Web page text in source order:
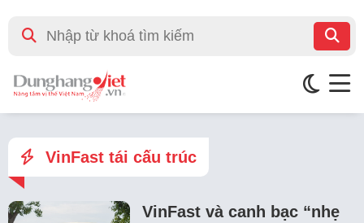
VinFast tái cấu trúc
VinFast và canh bạc “nhẹ